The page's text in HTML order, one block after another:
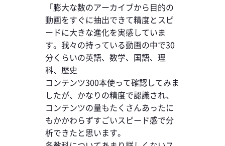
「膨大な数のアーカイブから目的の
動画をすぐに抽出できて精度とスピ
ードに大きな進化を実感していま
す。我々の持っている動画の中で30
分くらいの英語、数学、国語、理
科、歴史
コンテンツ300本使って確認してみま
したが、かなりの精度で認識され、
コンテンツの量もたくさんあったに
もかかわらずすごいスピード感で分
析できたと思います。